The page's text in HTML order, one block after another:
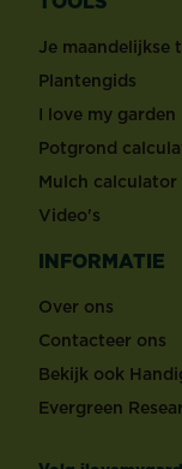
Je maandelijkse
Plantengids
I love my
Potgrond
Mulch calculator
Video's
INFORMATIE
Over ons
Contacteer ons
Bekijk ook
Evergreen